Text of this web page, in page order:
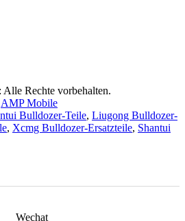
Rechte vorbehalten.
AMP Mobile
Bulldozer-Teile, Liugong Bulldozer-
, Xcmg Bulldozer-Ersatzteile, Shantui
Wechat